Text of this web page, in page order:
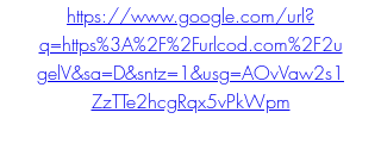
https://www.google.com/url?
q=https%3A%2F%2Furlcod.com%2F2u
gelV&sa=D&sntz=1&usg=AOvVaw2s1
ZzTTe2hcgRqx5vPkWpm